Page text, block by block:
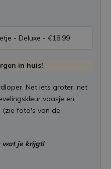
in huis!
Net iets groter, net
vaasje en
(zie foto's van de
je krijgt!